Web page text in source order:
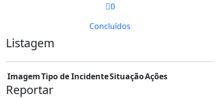
0
Concluídos
Listagem
ImagemTipo de IncidenteSituaçãoAções
Reportar